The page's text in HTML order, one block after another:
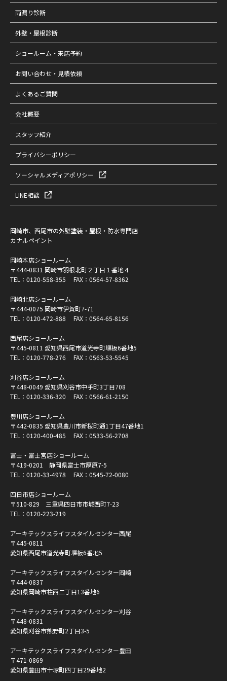
雨漏り診断
外壁・屋根診断
ショールーム・来店予約
お問い合わせ・見積依頼
よくあるご質問
会社概要
スタッフ紹介
プライバシーポリシー
ソーシャルメディアポリシー
LINE相談
岡崎市、西尾市の外壁塗装・屋根・防水専門店
カナルペイント
岡崎本店ショールーム
〒444-0831 岡崎市羽根北町２丁目１番地４
TEL： 0120-558-355 FAX：0564-57-8362
岡崎北店ショールーム
〒444-0075 岡崎市伊賀町7-71
TEL： 0120-472-888 FAX：0564-65-8156
西尾店ショールーム
〒445-0811 愛知県西尾市道光寺町堰板6番地5
TEL： 0120-778-276 FAX：0563-53-5545
刈谷店ショールーム
〒448-0049 愛知県刈谷市中手町3丁目708
TEL： 0120-336-320 FAX：0566-61-2150
豊川店ショールーム
〒442-0835 愛知県豊川市新桜町通1丁目47番地1
TEL： 0120-400-485 FAX：0533-56-2708
富士・富士宮店ショールーム
〒419-0201 静岡県富士市厚原7-5
TEL： 0120-33-4978 FAX：0545-72-0080
四日市店ショールーム
〒510-829 三重県四日市市城西町7-23
TEL： 0120-223-219
アーキテックスライフスタイルセンター西尾
〒445-0811
愛知県西尾市道光寺町堰板6番地5
アーキテックスライフスタイルセンター岡崎
〒444-0837
愛知県岡崎市柱西二丁目13番地6
アーキテックスライフスタイルセンター刈谷
〒448-0831
愛知県刈谷市熊野町2丁目3-5
アーキテックスライフスタイルセンター豊田
〒471-0869
愛知県豊田市十塚町四丁目29番地2